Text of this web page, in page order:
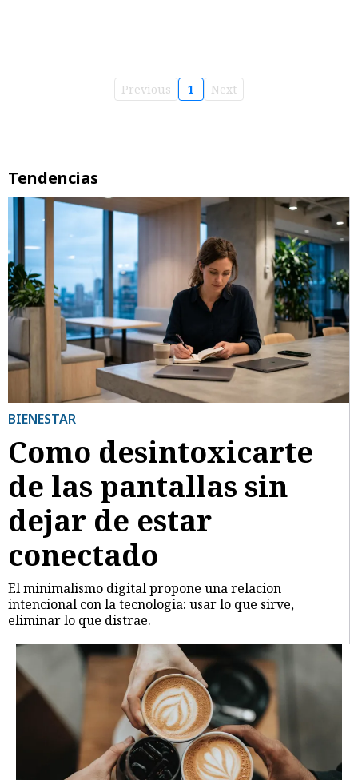
Previous 1 Next
Tendencias
BIENESTAR
Como desintoxicarte
de las pantallas sin
dejar de estar
conectado
El minimalismo digital propone una relacion
intencional con la tecnologia: usar lo que sirve,
eliminar lo que distrae.